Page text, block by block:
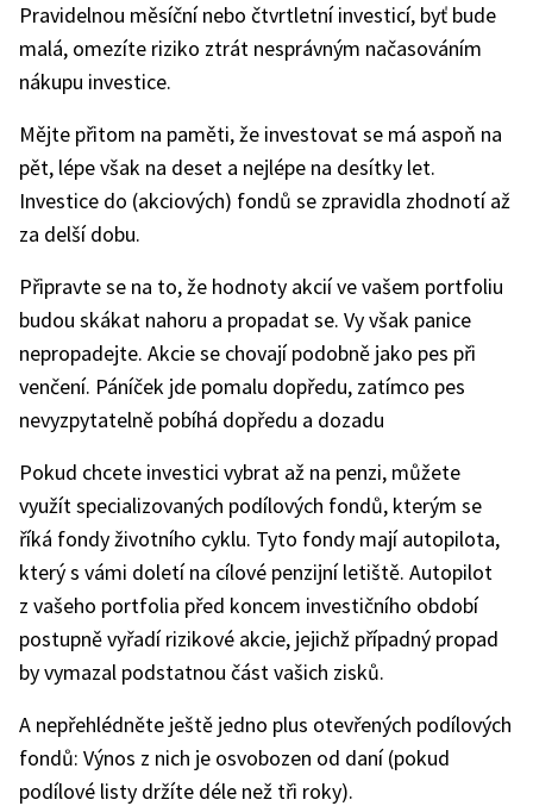
Pravidelnou měsíční nebo čtvrtletní investicí, byť bude
malá, omezíte riziko ztrát nesprávným načasováním
nákupu investice.
Mějte přitom na paměti, že investovat se má aspoň na
pět, lépe však na deset a nejlépe na desítky let.
Investice do (akciových) fondů se zpravidla zhodnotí až
za delší dobu.
Připravte se na to, že hodnoty akcií ve vašem portfoliu
budou skákat nahoru a propadat se. Vy však panice
nepropadejte. Akcie se chovají podobně jako pes při
venčení. Páníček jde pomalu dopředu, zatímco pes
nevyzpytatelně pobíhá dopředu a dozadu
Pokud chcete investici vybrat až na penzi, můžete
využít specializovaných podílových fondů, kterým se
říká fondy životního cyklu. Tyto fondy mají autopilota,
který s vámi doletí na cílové penzijní letiště. Autopilot
z vašeho portfolia před koncem investičního období
postupně vyřadí rizikové akcie, jejichž případný propad
by vymazal podstatnou část vašich zisků.
A nepřehlédněte ještě jedno plus otevřených podílových
fondů: Výnos z nich je osvobozen od daní (pokud
podílové listy držíte déle než tři roky).